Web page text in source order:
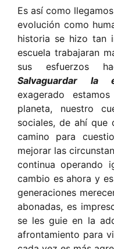
Es así como
evolución como
historia se hizo tan
escuela trabajaran
sus esfuerzos
Salvaguardar
la
exagerado
planeta, nuestro
sociales, de ahí que
camino para
mejorar las
continua operando
cambio es ahora y
generaciones
abonadas, es
se les guie en la
afrontamiento para